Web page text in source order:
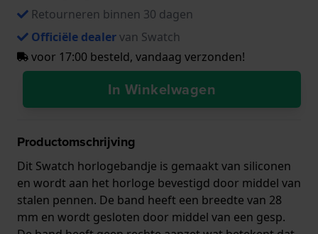
Retourneren binnen 30 dagen
Officiële dealervan Swatch
voor 17:00 besteld, vandaag verzonden!
In Winkelwagen
Productomschrijving
Dit Swatch horlogebandje is gemaakt van siliconen
en wordt aan het horloge bevestigd door middel van
stalen pennen. De band heeft een breedte van 28
mm en wordt gesloten door middel van een gesp.